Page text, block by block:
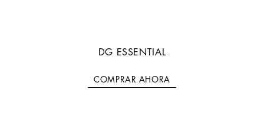
DG ESSENTIAL
COMPRAR AHORA